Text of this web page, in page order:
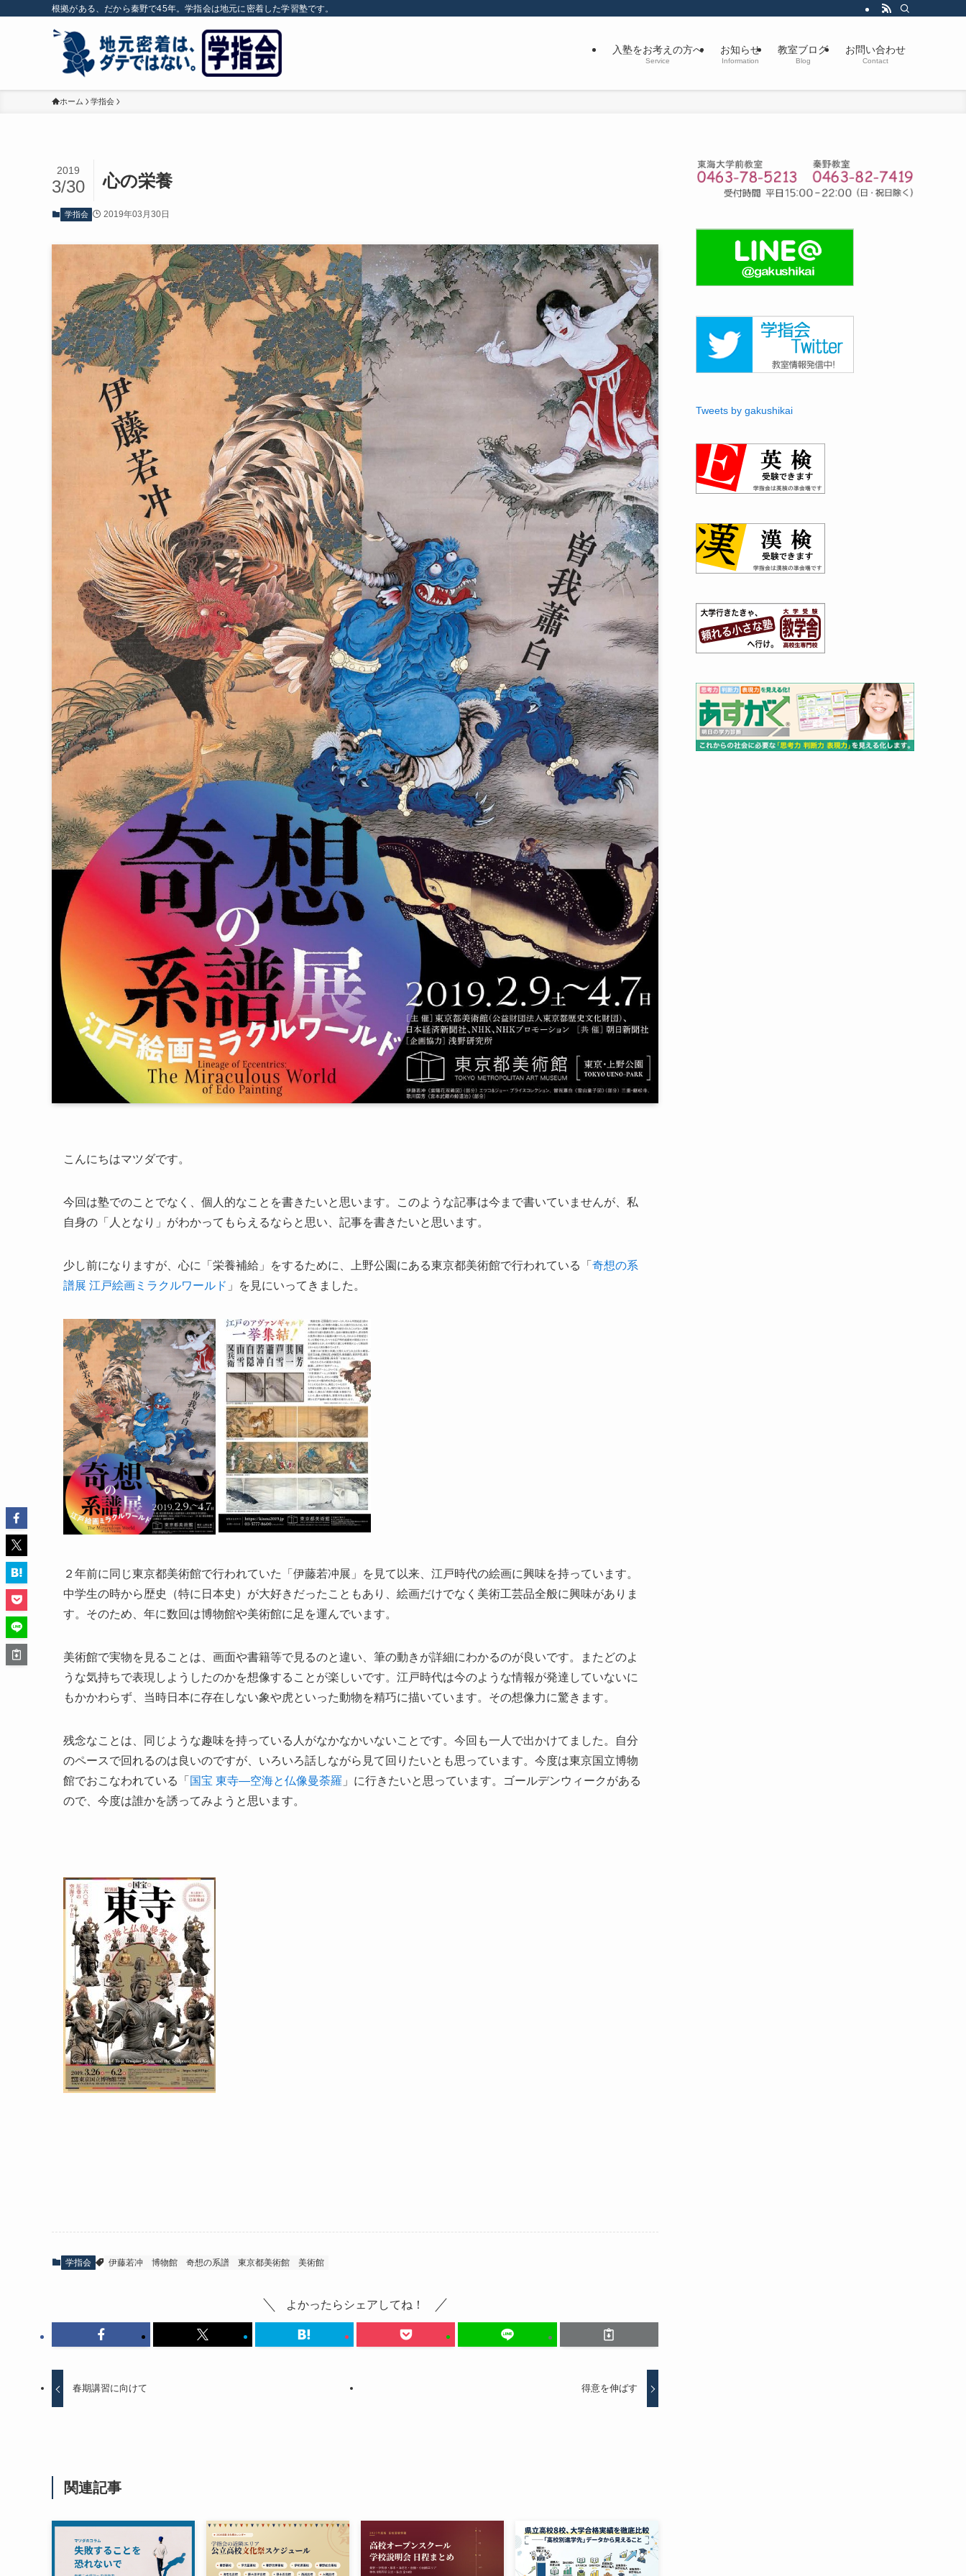
根拠がある、だから秦野で45年。学指会は地元に密着した学習塾です。
入塾をお考えの方へ
Service
お知らせ
Information
教室ブログ
Blog
お問い合わせ
Contact
ホーム 学指会
心の栄養
2019
3/30
学指会 2019年03月30日
こんにちはマツダです。
今回は塾でのことでなく、個人的なことを書きたいと思います。このような記事は今まで書いていませんが、私
自身の「人となり」がわかってもらえるならと思い、記事を書きたいと思います。
少し前になりますが、心に「栄養補給」をするために、上野公園にある東京都美術館で行われている「 奇想の系
譜展 江戸絵画ミラクルワールド 」を見にいってきました。
２年前に同じ東京都美術館で行われていた「伊藤若冲展」を見て以来、江戸時代の絵画に興味を持っています。
中学生の時から歴史（特に日本史）が大好きだったこともあり、絵画だけでなく美術工芸品全般に興味がありま
す。そのため、年に数回は博物館や美術館に足を運んでいます。
美術館で実物を見ることは、画面や書籍等で見るのと違い、筆の動きが詳細にわかるのが良いです。またどのよ
うな気持ちで表現しようしたのかを想像することが楽しいです。江戸時代は今のような情報が発達していないに
もかかわらず、当時日本に存在しない象や虎といった動物を精巧に描いています。その想像力に驚きます。
残念なことは、同じような趣味を持っている人がなかなかいないことです。今回も一人で出かけてました。自分
のペースで回れるのは良いのですが、いろいろ話しながら見て回りたいとも思っています。今度は東京国立博物
館でおこなわれている「 国宝 東寺―空海と仏像曼荼羅 」に行きたいと思っています。ゴールデンウィークがある
ので、今度は誰かを誘ってみようと思います。
学指会 伊藤若冲 博物館 奇想の系譜 東京都美術館 美術館
よかったらシェアしてね！
春期講習に向けて 得意を伸ばす
関連記事
Tweets by gakushikai